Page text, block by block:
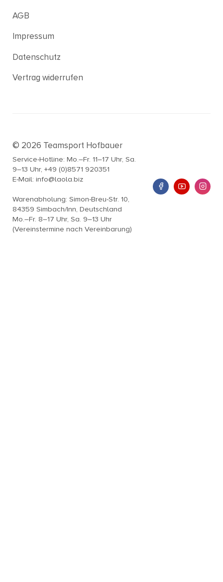
AGB
Impressum
Datenschutz
Vertrag widerrufen
© 2026 Teamsport Hofbauer
Service-Hotline: Mo.–Fr. 11–17 Uhr, Sa.
9–13 Uhr, +49 (0)8571 920351
E-Mail: info@laola.biz
Warenabholung: Simon-Breu-Str. 10,
84359 Simbach/Inn, Deutschland
Mo.–Fr. 8–17 Uhr, Sa. 9–13 Uhr
(Vereinstermine nach Vereinbarung)